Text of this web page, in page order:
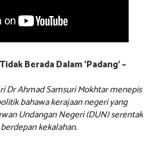
Berada Dalam ‘Padang’ –
Dr Ahmad Samsuri Mokhtar menepis
bahawa kerajaan negeri yang
Undangan Negeri (DUN) serentak
kekalahan.